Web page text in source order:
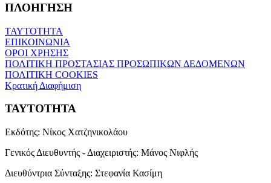
ΠΛΟΗΓΗΣΗ
ΤΑΥΤΟΤΗΤΑ
ΕΠΙΚΟΙΝΩΝΙΑ
ΟΡΟΙ ΧΡΗΣΗΣ
ΠΟΛΙΤΙΚΗ ΠΡΟΣΤΑΣΙΑΣ ΠΡΟΣΩΠΙΚΩΝ ΔΕΔΟΜΕΝΩΝ
ΠΟΛΙΤΙΚΗ COOKIES
Κρατική Διαφήμιση
ΤΑΥΤΟΤΗΤΑ
Εκδότης: Νίκος Χατζηνικολάου
Γενικός Διευθυντής - Διαχειριστής: Μάνος Νιφλής
Διευθύντρια Σύνταξης: Στεφανία Κασίμη